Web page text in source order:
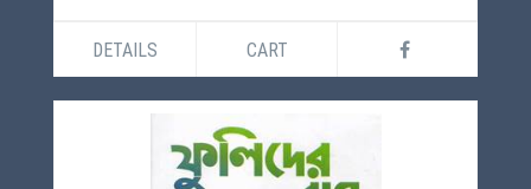
DETAILS CART